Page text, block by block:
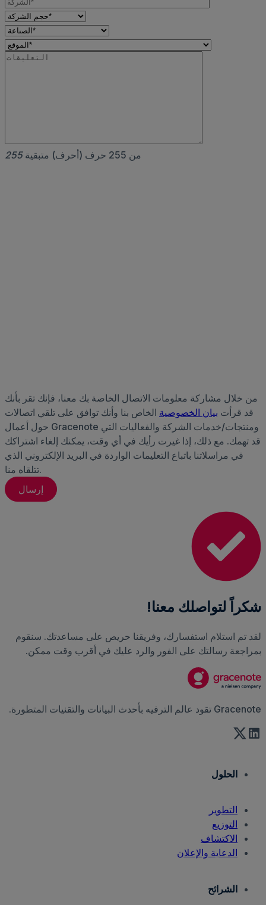
255 من 255 حرف (أحرف) متبقية
من خلال مشاركة معلومات الاتصال الخاصة بك معنا، فإنك تقر بأنك
قد قرأت بيان الخصوصية الخاص بنا وأنك توافق على تلقي اتصالات
حول أعمال Gracenote ومنتجات/خدمات الشركة والفعاليات التي
قد تهمك. مع ذلك، إذا غيرت رأيك في أي وقت، يمكنك إلغاء اشتراكك
في مراسلاتنا باتباع التعليمات الواردة في البريد الإلكتروني الذي
تتلقاه منا.
شكراً لتواصلك معنا!
لقد تم استلام استفسارك، وفريقنا حريص على مساعدتك. سنقوم
بمراجعة رسالتك على الفور والرد عليك في أقرب وقت ممكن.
Gracenote تقود عالم الترفيه بأحدث البيانات والتقنيات المتطورة.
الحلول
التطوير
التوزيع
الاكتشاف
الدعاية والإعلان
الشرائح